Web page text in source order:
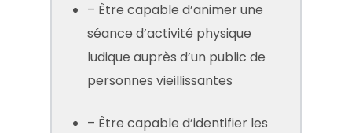
– Être capable d’animer une
séance d’activité physique
ludique auprès d’un public de
personnes vieillissantes
– Être capable d’identifier les